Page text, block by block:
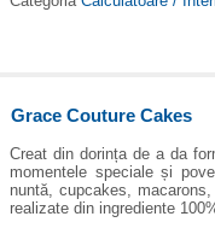
Grace Couture Cakes
Creat din dorința de a da
momentele speciale și
nuntă, cupcakes,
realizate din ingrediente